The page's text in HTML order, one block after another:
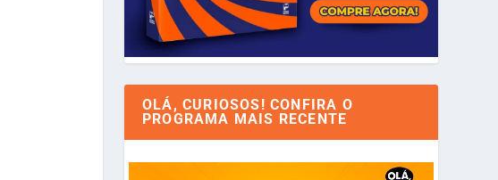
OLÁ, CURIOSOS! CONFIRA O
PROGRAMA MAIS RECENTE